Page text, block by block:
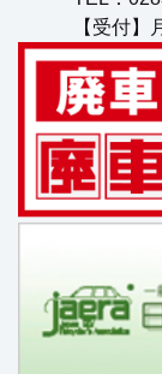
【受付